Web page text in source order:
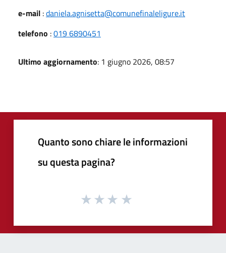
e-mail :daniela.agnisetta@comunefinaleligure.it
telefono :019 6890451
Ultimo aggiornamento: 1 giugno 2026, 08:57
Quanto sono chiare le informazioni
su questa pagina?